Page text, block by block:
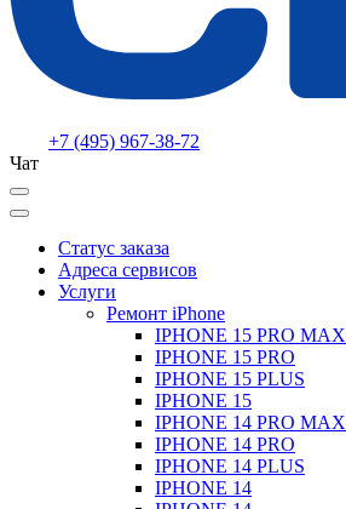
+7 (495) 967-38-72
Чат
Статус заказа
Адреса сервисов
Услуги
Ремонт iPhone
IPHONE 15 PRO MAX
IPHONE 15 PRO
IPHONE 15 PLUS
IPHONE 15
IPHONE 14 PRO MAX
IPHONE 14 PRO
IPHONE 14 PLUS
IPHONE 14